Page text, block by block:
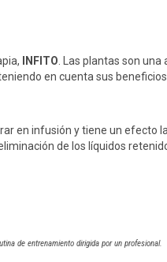
INFITO. Las plantas son una
en cuenta sus
en infusión y tiene un efecto
de los líquidos
de entrenamiento dirigida por un profesional.